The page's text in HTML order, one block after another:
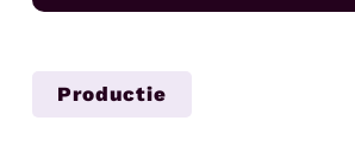
Productie